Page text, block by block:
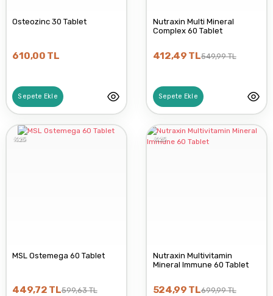
Osteozinc 30 Tablet
610,00 TL
Sepete Ekle
Nutraxin Multi Mineral
Complex 60 Tablet
412,49 TL549,99 TL
Sepete Ekle
%25
MSL Ostemega 60 Tablet
449,72 TL599,63 TL
%25
Nutraxin Multivitamin
Mineral Immune 60 Tablet
524,99 TL699,99 TL